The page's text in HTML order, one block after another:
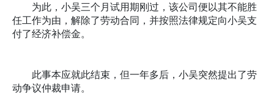
为此，小吴三个月试用期刚过，该公司便以其不能胜
任工作为由，解除了劳动合同，并按照法律规定向小吴支
付了经济补偿金。
此事本应就此结束，但一年多后，小吴突然提出了劳
动争议仲裁申请。